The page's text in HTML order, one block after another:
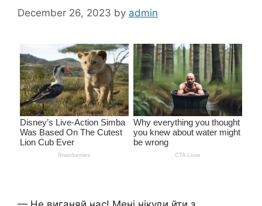
December 26, 2023 by admin